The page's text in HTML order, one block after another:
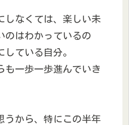
しなくては、楽しい未
のはわかっているの
ている自分。
も一歩一歩進んでいき
うから、特にこの半年